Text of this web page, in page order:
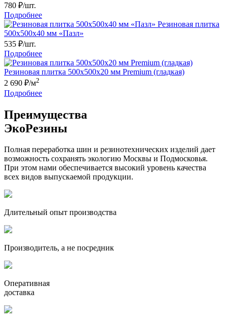
780 ₽/шт.
Подробнее
Резиновая плитка
500х500х40 мм «Пазл»
535 ₽/шт.
Подробнее
Резиновая плитка 500х500x20 мм Premium (гладкая)
2 690 ₽/м2
Подробнее
Преимущества
ЭкоРезины
Полная переработка шин и резинотехнических изделий дает
возможность сохранять экологию Москвы и Подмосковья.
При этом нами обеспечивается высокий уровень качества
всех видов выпускаемой продукции.
Длительный опыт производства
Производитель, а не посредник
Оперативная
доставка